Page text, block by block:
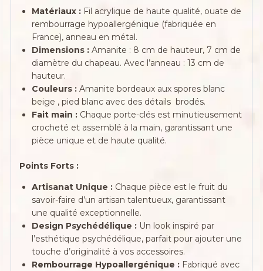
Matériaux : Fil acrylique de haute qualité, ouate de
rembourrage hypoallergénique (fabriquée en
France), anneau en métal.
Dimensions : Amanite : 8 cm de hauteur, 7 cm de
diamètre du chapeau. Avec l’anneau : 13 cm de
hauteur.
Couleurs : Amanite bordeaux aux spores blanc
beige , pied blanc avec des détails brodés.
Fait main : Chaque porte-clés est minutieusement
crocheté et assemblé à la main, garantissant une
pièce unique et de haute qualité.
Points Forts :
Artisanat Unique : Chaque pièce est le fruit du
savoir-faire d’un artisan talentueux, garantissant
une qualité exceptionnelle.
Design Psychédélique : Un look inspiré par
l’esthétique psychédélique, parfait pour ajouter une
touche d’originalité à vos accessoires.
Rembourrage Hypoallergénique : Fabriqué avec